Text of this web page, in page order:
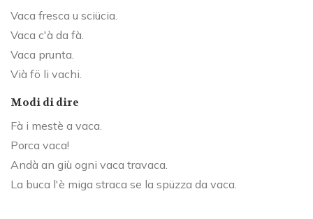
Vaca fresca u sciücia.
Vaca c'à da fà.
Vaca prunta.
Vià fö li vachi.
Modi di dire
Fà i mestè a vaca.
Porca vaca!
Andà an giù ogni vaca travaca.
La buca l'è miga straca se la spüzza da vaca.